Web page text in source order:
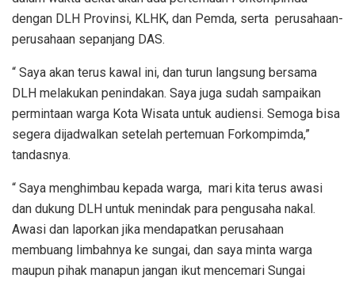
dengan DLH Provinsi, KLHK, dan Pemda, serta perusahaan-
perusahaan sepanjang DAS.
“ Saya akan terus kawal ini, dan turun langsung bersama
DLH melakukan penindakan. Saya juga sudah sampaikan
permintaan warga Kota Wisata untuk audiensi. Semoga bisa
segera dijadwalkan setelah pertemuan Forkompimda,”
tandasnya.
“ Saya menghimbau kepada warga, mari kita terus awasi
dan dukung DLH untuk menindak para pengusaha nakal.
Awasi dan laporkan jika mendapatkan perusahaan
membuang limbahnya ke sungai, dan saya minta warga
maupun pihak manapun jangan ikut mencemari Sungai